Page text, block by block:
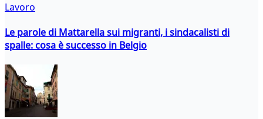
Lavoro
Le parole di Mattarella sui migranti, i sindacalisti di
spalle: cosa è successo in Belgio